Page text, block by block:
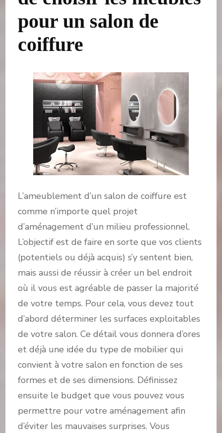
pour un salon de
coiffure
L’ameublement d’un salon de coiffure est
comme n’importe quel projet
d’aménagement d’un milieu professionnel.
L’objectif est de faire en sorte que vos clients
(potentiels ou déjà acquis) s’y sentent bien,
mais aussi de réussir à créer un bel endroit
où il vous est agréable de passer la majorité
de votre temps. Pour cela, vous devez tout
d’abord déterminer les surfaces exploitables
de votre salon. Ce détail vous donnera d’ores
et déjà une idée du type de mobilier qui
convient à votre salon en fonction de ses
formes et de ses dimensions. Définissez
ensuite le budget que vous pouvez vous
permettre pour votre aménagement afin
d’éviter les mauvaises surprises. Vous